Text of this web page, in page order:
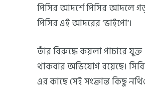
পিসির আদর্শে পিসির আদলে
পিসির এই আদরের ‘ভাইপো’।
তাঁর বিরুদ্ধে কয়লা পাচারে যুক্ত
থাকবার অভিযোগ রয়েছে।
এর কাছে সেই সংক্রান্ত কিছু